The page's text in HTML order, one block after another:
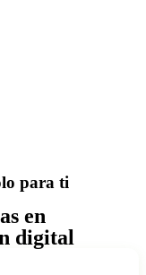
para ti
en
digital